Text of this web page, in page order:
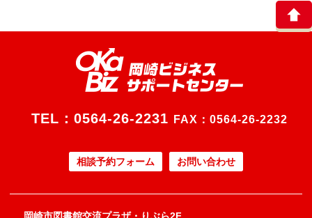
TEL： 0564-26-2231 FAX：0564-26-2232
相談予約フォーム お問い合わせ
岡崎市図書館交流プラザ・りぶら2F